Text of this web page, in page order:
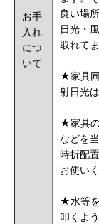
お手
入れ
につ
いて
良い場
日光・
取れて
★家具
射日光
★家具の
などを
時折配
お使い
★水等
叩くよ